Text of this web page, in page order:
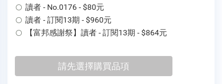
讀者 - No.0176 - $80元
讀者 - 訂閱13期 - $960元
【富邦感謝祭】讀者 - 訂閱13期 - $864元